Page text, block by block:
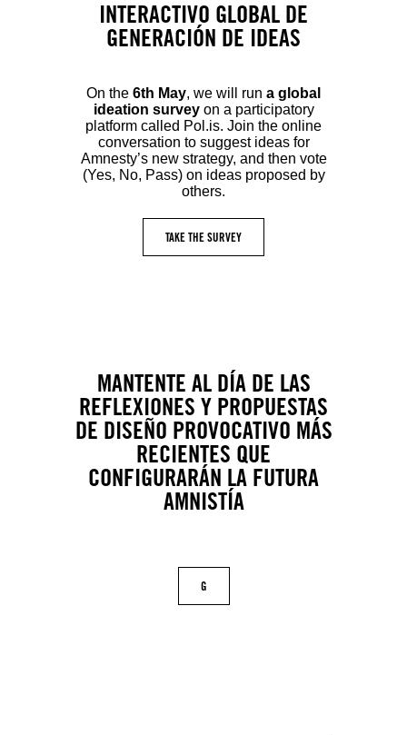
INTERACTIVO GLOBAL DE
GENERACIÓN DE IDEAS
On the 6th May, we will run a global
ideation surveyon a participatory
platform called Pol.is. Join the online
conversation to suggest ideas for
Amnesty’s new strategy, and then vote
(Yes, No, Pass) on ideas proposed by
others.
TAKE THE SURVEY
MANTENTE AL DÍA DE LAS
REFLEXIONES Y PROPUESTAS
DE DISEÑO PROVOCATIVO MÁS
RECIENTES QUE
CONFIGURARÁN LA FUTURA
AMNISTÍA
G